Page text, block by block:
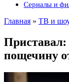
Сериалы и
Главная » ТВ и
пощечину